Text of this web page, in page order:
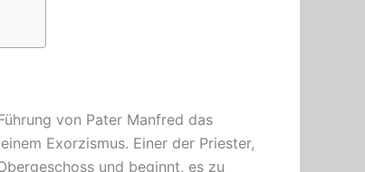
von Pater Manfred das
Exorzismus. Einer der Priester,
und beginnt, es zu